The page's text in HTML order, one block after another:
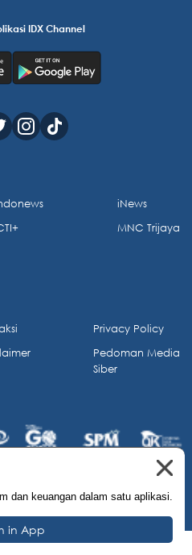
IDX Channel
iNews
MNC Trijaya
Privacy Policy
Pedoman Media
Siber
All Rights Reserved.
dan keuangan dalam satu aplikasi.
in App